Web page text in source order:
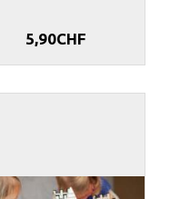
5,90CHF